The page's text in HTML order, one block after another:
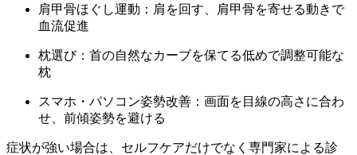
肩甲骨ほぐし運動：肩を回す、肩甲骨を寄せる動きで
血流促進
枕選び：首の自然なカーブを保てる低めで調整可能な
枕
スマホ・パソコン姿勢改善：画面を目線の高さに合わ
せ、前傾姿勢を避ける
症状が強い場合は、セルフケアだけでなく専門家による診